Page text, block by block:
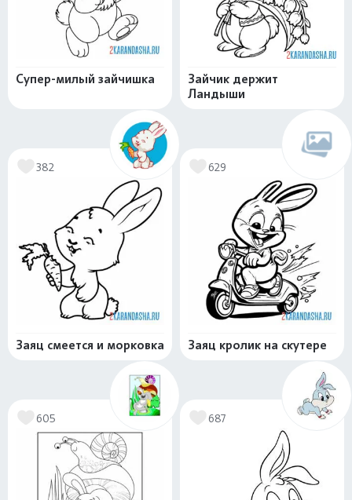
Супер-милый зайчишка
Зайчик держит
Ландыши
382
Заяц смеется и морковка
629
Заяц кролик на скутере
605 687